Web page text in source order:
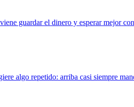
guardar el dinero y esperar mejor
algo repetido: arriba casi siempre